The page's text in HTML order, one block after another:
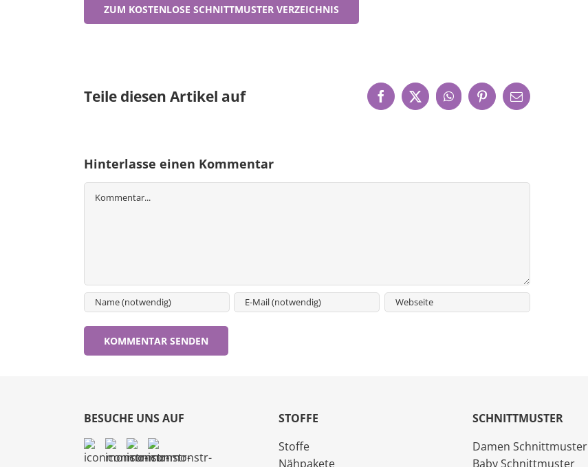
ZUM KOSTENLOSE SCHNITTMUSTER VERZEICHNIS
Teile diesen Artikel auf Facebook
X WhatsAppPinterest
E-
Mail
Hinterlasse einen Kommentar
BESUCHE UNS AUF
STOFFE
Stoffe
Nähpakete
SCHNITTMUSTER
Damen Schnittmuster
Baby Schnittmuster